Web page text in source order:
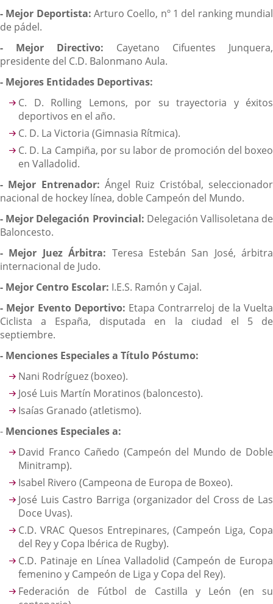
- Mejor Deportista: Arturo Coello, nº 1 del ranking mundial
de pádel.
- Mejor Directivo: Cayetano Cifuentes Junquera,
presidente del C.D. Balonmano Aula.
- Mejores Entidades Deportivas:
C. D. Rolling Lemons, por su trayectoria y éxitos
deportivos en el año.
C. D. La Victoria (Gimnasia Rítmica).
C. D. La Campiña, por su labor de promoción del boxeo
en Valladolid.
- Mejor Entrenador: Ángel Ruiz Cristóbal, seleccionador
nacional de hockey línea, doble Campeón del Mundo.
- Mejor Delegación Provincial: Delegación Vallisoletana de
Baloncesto.
- Mejor Juez Árbitra: Teresa Estebán San José, árbitra
internacional de Judo.
- Mejor Centro Escolar: I.E.S. Ramón y Cajal.
- Mejor Evento Deportivo: Etapa Contrarreloj de la Vuelta
Ciclista a España, disputada en la ciudad el 5 de
septiembre.
- Menciones Especiales a Título Póstumo:
Nani Rodríguez (boxeo).
José Luis Martín Moratinos (baloncesto).
Isaías Granado (atletismo).
- Menciones Especiales a:
David Franco Cañedo (Campeón del Mundo de Doble
Minitramp).
Isabel Rivero (Campeona de Europa de Boxeo).
José Luis Castro Barriga (organizador del Cross de Las
Doce Uvas).
C.D. VRAC Quesos Entrepinares, (Campeón Liga, Copa
del Rey y Copa Ibérica de Rugby).
C.D. Patinaje en Línea Valladolid (Campeón de Europa
femenino y Campeón de Liga y Copa del Rey).
Federación de Fútbol de Castilla y León (en su